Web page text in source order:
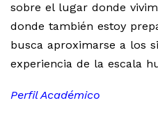
sobre el lugar donde
donde también estoy
busca aproximarse a los
experiencia de la escala
Perfil Académico